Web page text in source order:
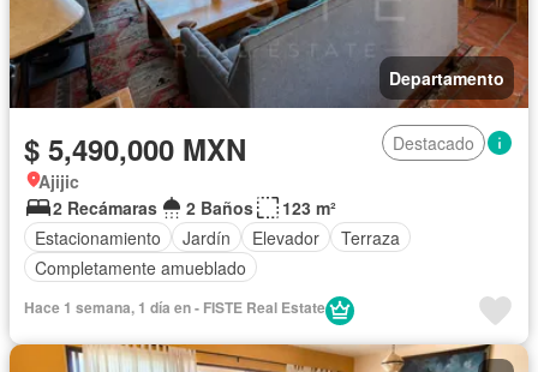
Departamento
$ 5,490,000 MXN
Destacado
Ajijic
2 Recámaras
2 Baños
123 m²
Estacionamiento
Jardín Elevador
Terraza
Completamente amueblado
Hace 1 semana, 1 día en - FISTE Real Estate